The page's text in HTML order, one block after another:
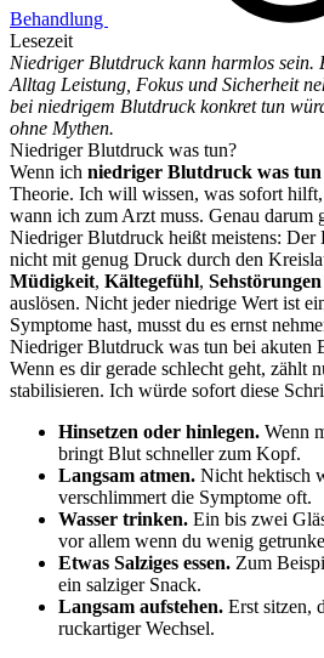
Behandlung
Lesezeit
Niedriger Blutdruck kann harmlos sein.
Alltag Leistung, Fokus und Sicherheit
bei niedrigem Blutdruck konkret tun
ohne Mythen.
Niedriger Blutdruck was tun?
Wenn ich niedriger Blutdruck was tun
Theorie. Ich will wissen, was sofort
wann ich zum Arzt muss. Genau darum
Niedriger Blutdruck heißt meistens: Der
nicht mit genug Druck durch den
Müdigkeit, Kältegefühl, Sehstörungen
auslösen. Nicht jeder niedrige Wert ist
Symptome hast, musst du es ernst
Niedriger Blutdruck was tun bei akuten
Wenn es dir gerade schlecht geht, zählt
stabilisieren. Ich würde sofort diese
Hinsetzen oder hinlegen. Wenn
bringt Blut schneller zum Kopf.
Langsam atmen. Nicht hektisch
verschlimmert die Symptome oft.
Wasser trinken. Ein bis zwei
vor allem wenn du wenig
Etwas Salziges essen. Zum
ein salziger Snack.
Langsam aufstehen. Erst sitzen,
ruckartiger Wechsel.